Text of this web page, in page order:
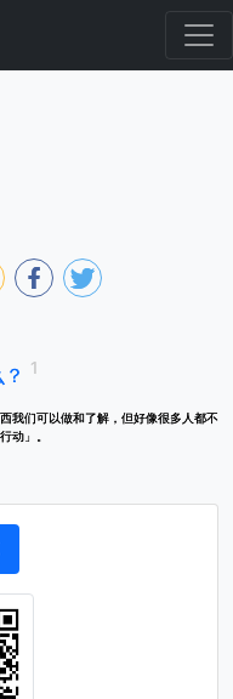
我们可以做和了解，但好像很多人都不
动」。